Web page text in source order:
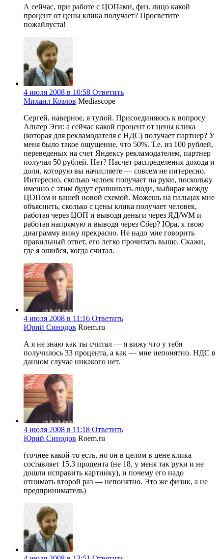
А сейчас, при работе с ЦОПами, физ. лицо какой
процент от цены клика получает? Просветите
пожайлуста!
4 июля 2008 в 10:58 Ответить
Михаил Козлов Mediascope
Сергей, наверное, я тупой. Присоединяюсь к вопросу
Альтер Эги: а сейчас какой процент от цены клика
(которая для рекламодателя с НДС) получает партнер? У
меня было такое ощущение, что 50%. Т.е. из 100 рублей,
переведеных на счет Яндексу рекламодателем, партнер
получал 50 рублей. Нет? Насчет распределения дохода и
доли, которую вы начисляете — совсем не интересно.
Интересно, сколько челоек получает на руки, поскольку
именно с этим будут сравнивать люди, выбирая между
ЦОПом и вашей новой схемой. Можешь на пальцах мне
объяснить, сколько с цены клика получает человек,
работая через ЦОП и выводя деньги через ЯД/WM и
работая напрямую и выводя через Сбер? Юра, я твою
диаграмму вижу прекрасно. Не надо мне говорить
правильный ответ, его легко прочитать выше. Скажи,
где я ошибся, когда считал.
4 июля 2008 в 11:16 Ответить
Юрий Синодов Roem.ru
А я не знаю как ты считал — я вижу что у тебя
получилось 33 процента, а как — мне непонятно. НДС в
данном случае никакого нет.
4 июля 2008 в 11:18 Ответить
Юрий Синодов Roem.ru
(точнее какой-то есть, но он в целом в цене клика
составляет 15,3 процента (не 18, у меня так руки и не
дошли исправить картинку), и почему его надо
отнимать второй раз — непонятно. Это же физик, а не
предприниматель)